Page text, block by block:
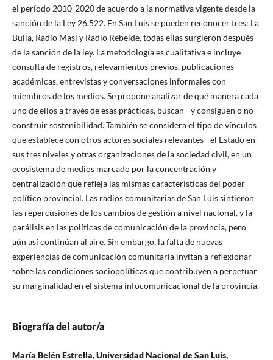
el período 2010-2020 de acuerdo a la normativa vigente desde la
sanción de la Ley 26.522. En San Luis se pueden reconocer tres: La
Bulla, Radio Masi y Radio Rebelde, todas ellas surgieron después
de la sanción de la ley. La metodología es cualitativa e incluye
consulta de registros, relevamientos previos, publicaciones
académicas, entrevistas y conversaciones informales con
miembros de los medios. Se propone analizar de qué manera cada
uno de ellos a través de esas prácticas, buscan - y consiguen o no-
construir sostenibilidad. También se considera el tipo de vínculos
que establece con otros actores sociales relevantes - el Estado en
sus tres niveles y otras organizaciones de la sociedad civil, en un
ecosistema de medios marcado por la concentración y
centralización que refleja las mismas características del poder
político provincial. Las radios comunitarias de San Luis sintieron
las repercusiones de los cambios de gestión a nivel nacional, y la
parálisis en las políticas de comunicación de la provincia, pero
aún así continúan al aire. Sin embargo, la falta de nuevas
experiencias de comunicación comunitaria invitan a reflexionar
sobre las condiciones sociopolíticas que contribuyen a perpetuar
su marginalidad en el sistema infocomunicacional de la provincia.
Biografía del autor/a
María Belén Estrella, Universidad Nacional de San Luis,